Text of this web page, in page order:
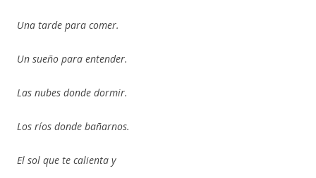
Una tarde para comer.
Un sueño para entender.
Las nubes donde dormir.
Los ríos donde bañarnos.
El sol que te calienta y